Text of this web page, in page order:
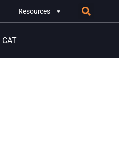
Resources
CAT